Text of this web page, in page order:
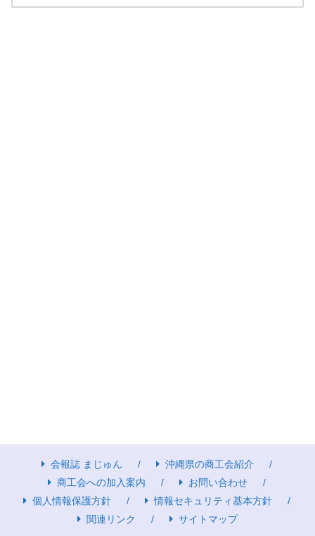
会報誌 まじゅん
沖縄県の商工会紹介
商工会への加入案内
お問い合わせ
個人情報保護方針
情報セキュリティ基本方針
関連リンク
サイトマップ